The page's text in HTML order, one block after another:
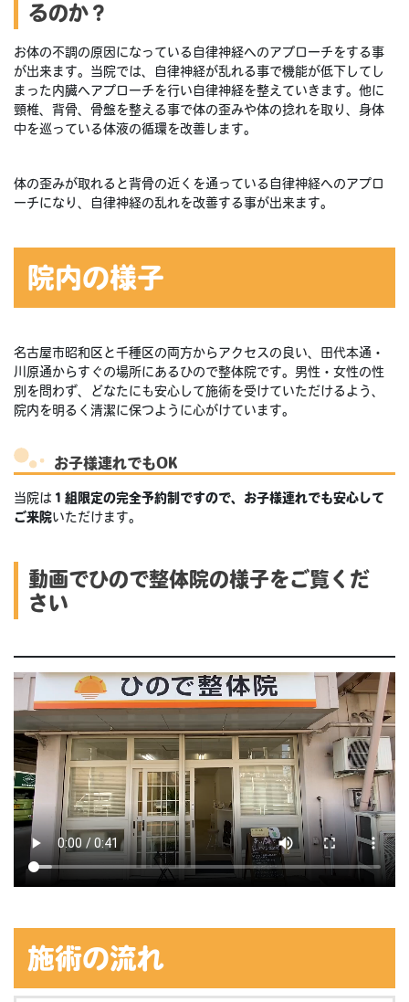
るのか？
お体の不調の原因になっている自律神経へのアプローチをする事
が出来ます。当院では、自律神経が乱れる事で機能が低下してし
まった内臓へアプローチを行い自律神経を整えていきます。他に
頸椎、背骨、骨盤を整える事で体の歪みや体の捻れを取り、身体
中を巡っている体液の循環を改善します。
体の歪みが取れると背骨の近くを通っている自律神経へのアプロ
ーチになり、自律神経の乱れを改善する事が出来ます。
院内の様子
名古屋市昭和区と千種区の両方からアクセスの良い、田代本通・
川原通からすぐの場所にあるひので整体院です。男性・女性の性
別を問わず、どなたにも安心して施術を受けていただけるよう、
院内を明るく清潔に保つように心がけています。
お子様連れでもOK
当院は １組限定の完全予約制ですので、お子様連れでも安心して
ご来院いただけます。
動画でひので整体院の様子をご覧くだ
さい
施術の流れ